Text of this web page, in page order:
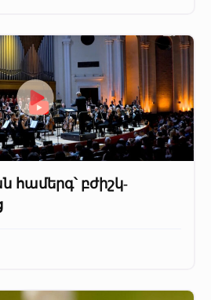
համերգ՝ բժիշկ-